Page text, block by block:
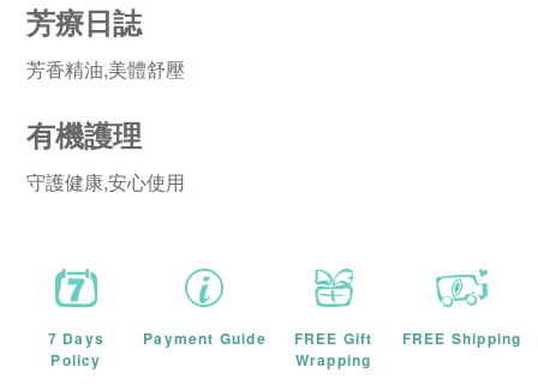
芳療日誌
芳香精油,美體舒壓
有機護理
守護健康,安心使用
7 Days
Policy
Payment Guide
FREE Gift
Wrapping
FREE Shipping